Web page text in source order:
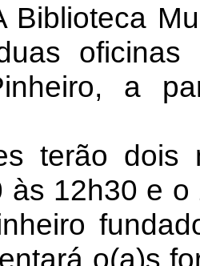
Biblioteca
oficinas
a
terão dois
às 12h30 e
o(a)s